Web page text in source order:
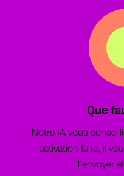
Que
Notre IA vous
activation faite, il
l'envoyer